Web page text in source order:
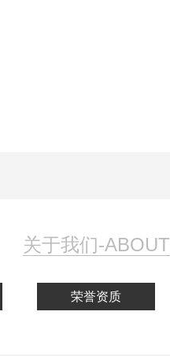
关于我们-ABOUT
荣誉资质